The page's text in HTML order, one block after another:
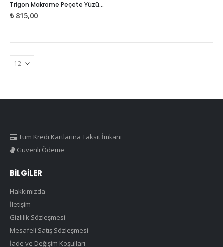
ürünün
birden
varyasyonu
var.
Seçenekler
seçilebilir
Trigon Makrome Peçete Yüzüğü – 6 adet
₺815,00
Tüm Kredi Kartlarına Taksit İmkanı
Güvenli Ödeme
BILGILER
Hakkımızda
İletişim
Gizlilik Sözleşmesi
Mesafeli Satış Sözleşmesi
İade ve Değişim Koşulları